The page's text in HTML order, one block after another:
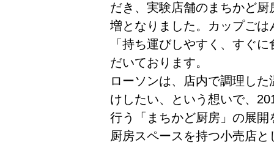
だき、実験店舗のまちかど
増となりました。カップご
「持ち運びしやすく、すぐ
だいております。
ローソンは、店内で調理し
けしたい、という想いで、
行う「まちかど厨房」の展
厨房スペースを持つ小売店